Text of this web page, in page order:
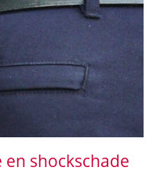
shockschade